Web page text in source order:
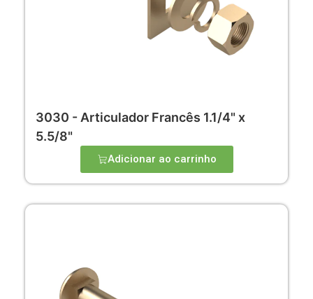
3030 - Articulador Francês 1.1/4" x
5.5/8"
Adicionar ao carrinho